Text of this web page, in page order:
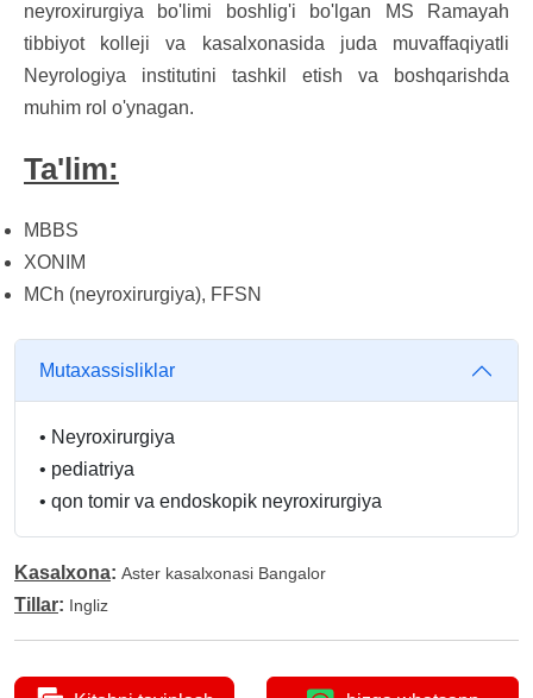
neyroxirurgiya bo'limi boshlig'i bo'lgan MS Ramayah
tibbiyot kolleji va kasalxonasida juda muvaffaqiyatli
Neyrologiya institutini tashkil etish va boshqarishda
muhim rol o'ynagan.
Ta'lim:
MBBS
XONIM
MCh (neyroxirurgiya), FFSN
Mutaxassisliklar
• Neyroxirurgiya
• pediatriya
• qon tomir va endoskopik neyroxirurgiya
Kasalxona: Aster kasalxonasi Bangalor
Tillar: Ingliz